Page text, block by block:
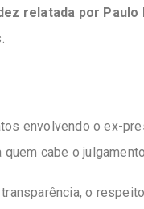
relatada por Paulo
envolvendo o ex-
cabe o
o